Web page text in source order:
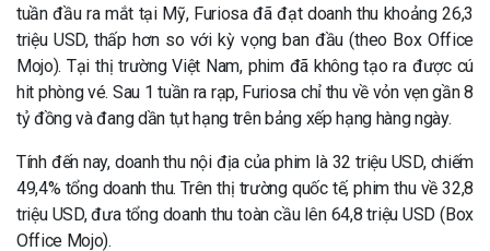
tuần đầu ra mắt tại Mỹ, Furiosa đã đạt doanh thu khoảng 26,3
triệu USD, thấp hơn so với kỳ vọng ban đầu​ (theo Box Office
Mojo)​​. Tại thị trường Việt Nam, phim đã không tạo ra được cú
hit phòng vé. Sau 1 tuần ra rạp, Furiosa chỉ thu về vỏn vẹn gần 8
tỷ đồng và đang dần tụt hạng trên bảng xếp hạng hàng ngày.
Tính đến nay, doanh thu nội địa của phim là 32 triệu USD, chiếm
49,4% tổng doanh thu. Trên thị trường quốc tế, phim thu về 32,8
triệu USD, đưa tổng doanh thu toàn cầu lên 64,8 triệu USD​ (Box
Office Mojo)​.